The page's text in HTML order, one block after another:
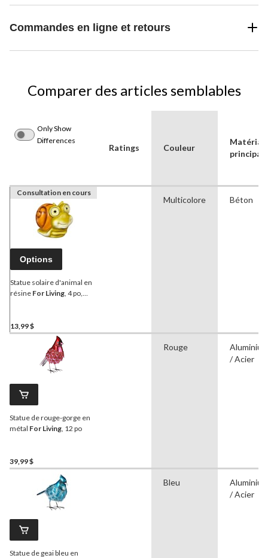
Commandes en ligne et retours
Comparer des articles semblables
Only Show
Differences
Ratings Couleur
Matériau
principal
Consultation en cours
Options
Statue solaire d'animal en
résine For Living , 4 po,
13,99 $
Multicolore Béton
Statue de rouge-gorge en
métal For Living , 12 po
39,99 $
Rouge
Aluminium
/ Acier
Statue de geai bleu en
Bleu
Aluminium
/ Acier